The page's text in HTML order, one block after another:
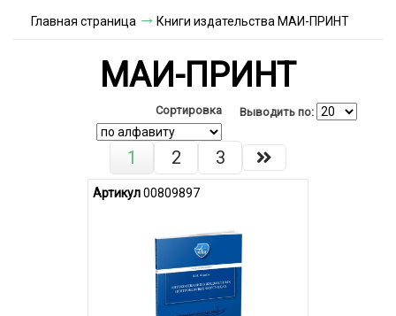
Условия доставки
Акции и скидки
Главная страница Книги издательства МАИ-ПРИНТ
МАИ-ПРИНТ
Сортировка Выводить по:
1 2 3
Артикул00809897